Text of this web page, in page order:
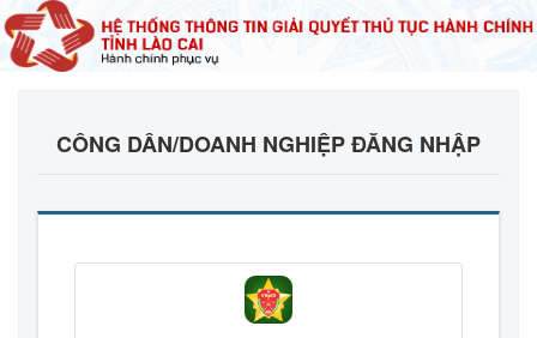
CÔNG DÂN/DOANH NGHIỆP ĐĂNG NHẬP